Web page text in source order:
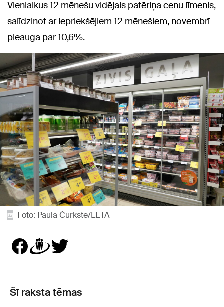
Vienlaikus 12 mēnešu vidējais patēriņa cenu līmenis,
salīdzinot ar iepriekšējiem 12 mēnešiem, novembrī
pieauga par 10,6%.
Foto: Paula Čurkste/LETA
Šī raksta tēmas